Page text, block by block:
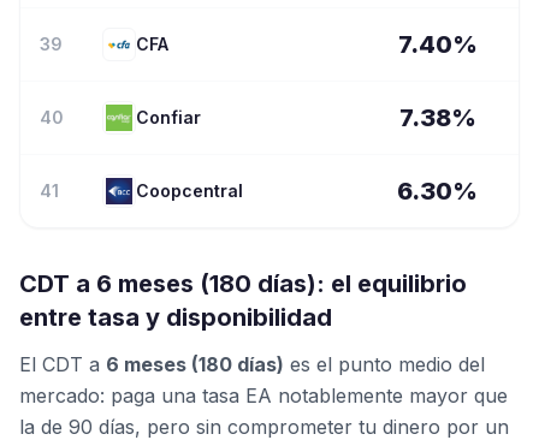
39 CFA 7.40%
40 Confiar 7.38%
41 Coopcentral 6.30%
CDT a 6 meses (180 días): el equilibrio
entre tasa y disponibilidad
El CDT a 6 meses (180 días) es el punto medio del
mercado: paga una tasa EA notablemente mayor que
la de 90 días, pero sin comprometer tu dinero por un